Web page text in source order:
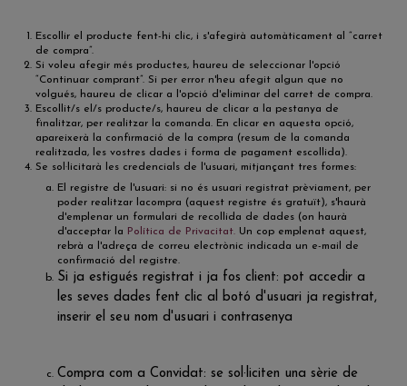
Escollir el producte fent-hi clic, i s'afegirà automàticament al “carret
de compra”.
Si voleu afegir més productes, haureu de seleccionar l'opció
“Continuar comprant”. Si per error n'heu afegit algun que no
volgués, haureu de clicar a l'opció d'eliminar del carret de compra.
Escollit/s el/s producte/s, haureu de clicar a la pestanya de
finalitzar, per realitzar la comanda. En clicar en aquesta opció,
apareixerà la confirmació de la compra (resum de la comanda
realitzada, les vostres dades i forma de pagament escollida).
Se sol·licitarà les credencials de l'usuari, mitjançant tres formes:
El registre de l'usuari: si no és usuari registrat prèviament, per
poder realitzar lacompra (aquest registre és gratuït), s'haurà
d'emplenar un formulari de recollida de dades (on haurà
d'acceptar la Política de Privacitat. Un cop emplenat aquest,
rebrà a l'adreça de correu electrònic indicada un e-mail de
confirmació del registre.
Si ja estigués registrat i ja fos client: pot accedir a
les seves dades fent clic al botó d'usuari ja registrat,
inserir el seu nom d'usuari i contrasenya
Compra com a Convidat: se sol·liciten una sèrie de